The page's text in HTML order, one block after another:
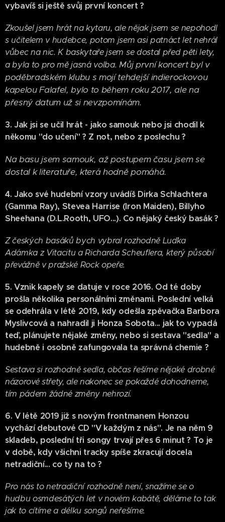
vybavíš si ještě svůj první koncert ?
Zkoušel jsem hrát na kytaru, ale nějak jsem se nepohodl
s učitelem v hudebce, potom jsem asi patnáct let nehrál
vůbec na nic. K baskytaře jsem se dostal před pěti lety,
a byla to pro mě jasná volba.Můj první koncert byl v
poděbradském klubu s mojí tehdejší indierockovou
kapelou Falafel, bylo to během roku 2017, ale na
přesný datum už si nevzpomínám.
3. Jak jsi se učil hrát - jako samouk nebo jsi chodil k
někomu "do učení" ? Z not, nebo z poslechu ?
Na basu jsem samouk, až postupem času jsem se
dostal k literatuře, která hodně pomáhá.
4. Jako své hudební vzory uvádíš Dirka Schlachtera
(Gamma Ray), Stevea Harrise (Iron Maiden), Billyho
Sheehana (D.L.Rooth, UFO...). Co nějaký český basák ?
Z českých basáků bych vybral rozhodně Luďka
Adámka z Vitacitu a Richarda Scheuflera, který působí
převážně v pražské Rock opeře.
5. Vznik kapely se datuje v roce 2016. Od té doby
prošla několika personálními změnami. Poslední velká
se odehrála v létě 2019, kdy odešla zpěvačka Barbora
Myslivcová a nahradil ji Honza Sobota... jak to vypadá
teď, plánujete nějaké změny, nebo si sestava "sedla" a
hudebně i osobně zafungovala ta správná chemie ?
Sestava si rozhodně sedla, občas řešíme nějaké drobné
názorové střety, ale nakonec se pokaždé dohodneme,
tím pádem žádné změny nehrozí.
6. V létě 2019 již s novým frontmanem Honzou
vychází debutové CD "V každým z nás". Je na něm 9
skladeb, poslední tři songy trvají přes 6 minut ? To je
v době, kdy všichni tracky spíše zkracují docela
netradiční... co ty na to ?
Pro nás to netradiční rozhodně není, snažíme se o
hudbu osmdesátých let v novém kabátě, děláme to tak
jak to cítíme a délku songů neřešíme.